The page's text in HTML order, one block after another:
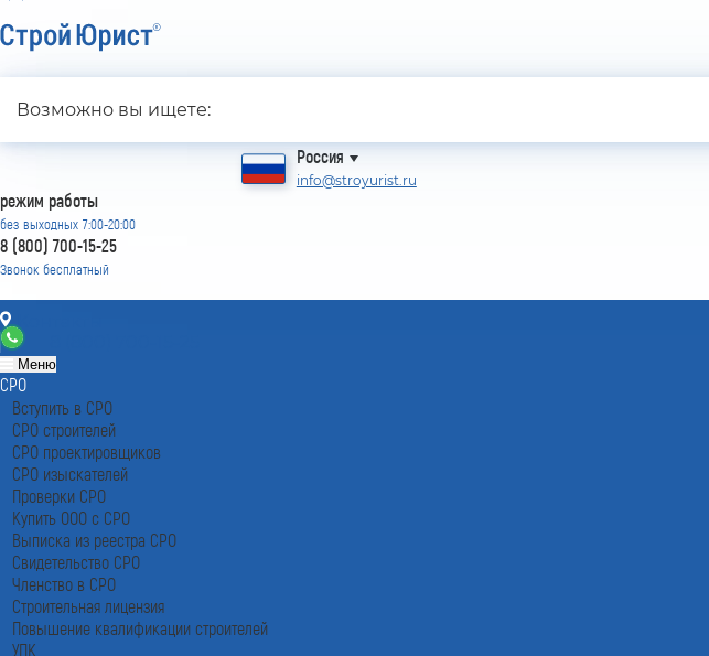
Наш рейтинг
Россия
info@stroyurist.ru
режим работы
без выходных 7:00-20:00
8 (800) 700-15-25
Звонок бесплатный
Контакты
Меню
СРО
Вступить в СРО
СРО строителей
СРО проектировщиков
СРО изыскателей
Проверки СРО
Купить ООО с СРО
Выписка из реестра СРО
Свидетельство СРО
Членство в СРО
Строительная лицензия
Повышение квалификации строителей
УПК
Возможно вы ищете: